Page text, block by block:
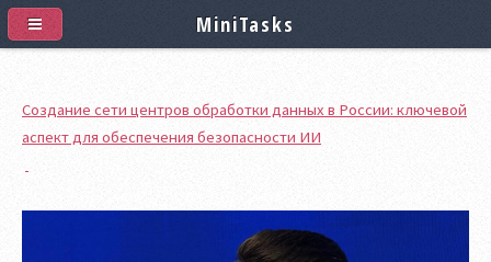
Создание сети центров обработки данных в России: ключевой
аспект для обеспечения безопасности ИИ
MiniTasks